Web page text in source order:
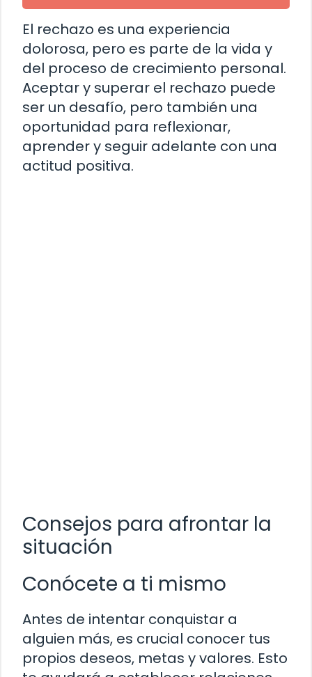
El rechazo es una experiencia
dolorosa, pero es parte de la vida y
del proceso de crecimiento personal.
Aceptar y superar el rechazo puede
ser un desafío, pero también una
oportunidad para reflexionar,
aprender y seguir adelante con una
actitud positiva.
Consejos para afrontar la
situación
Conócete a ti mismo
Antes de intentar conquistar a
alguien más, es crucial conocer tus
propios deseos, metas y valores. Esto